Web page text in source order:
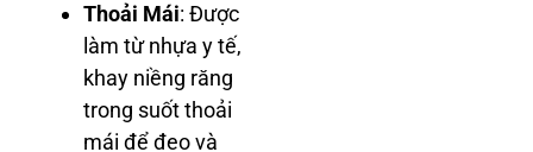
Thoải Mái: Được
làm từ nhựa y tế,
khay niềng răng
trong suốt thoải
mái để đeo và